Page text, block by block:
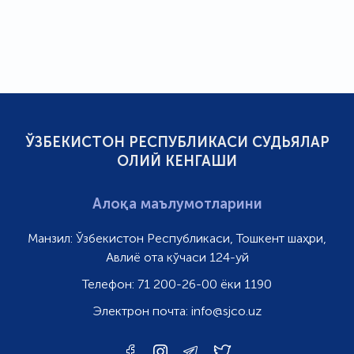
ЎЗБЕКИСТОН РЕСПУБЛИКАСИ СУДЬЯЛАР
ОЛИЙ КЕНГАШИ
Алоқа маълумотларини
Манзил: Ўзбекистон Республикаси, Тошкент шаҳри,
Авлиё ота кўчаси 124-уй
Телефон: 71 200-26-00 ёки 1190
Электрон почта: info@sjco.uz